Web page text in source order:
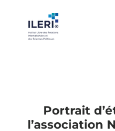
Portrait
l’association